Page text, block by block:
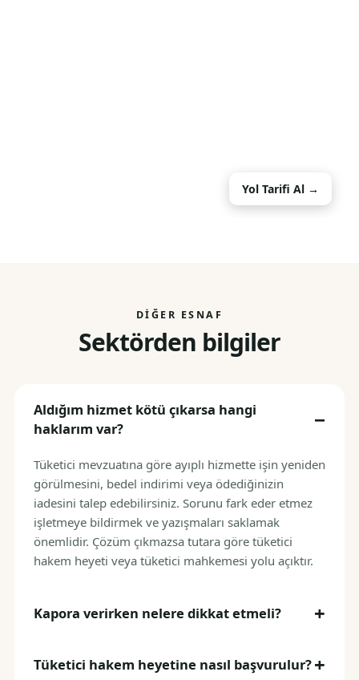
Yol Tarifi Al →
DIĞER ESNAF
Sektörden bilgiler
Aldığım hizmet kötü çıkarsa hangi
haklarım var?
Tüketici mevzuatına göre ayıplı hizmette işin yeniden
görülmesini, bedel indirimi veya ödediğinizin
iadesini talep edebilirsiniz. Sorunu fark eder etmez
işletmeye bildirmek ve yazışmaları saklamak
önemlidir. Çözüm çıkmazsa tutara göre tüketici
hakem heyeti veya tüketici mahkemesi yolu açıktır.
Kapora verirken nelere dikkat etmeli?
Tüketici hakem heyetine nasıl başvurulur?